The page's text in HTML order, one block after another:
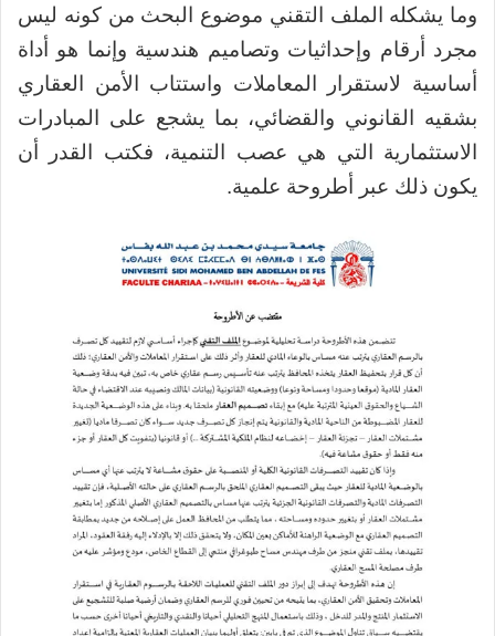
وما يشكله الملف التقني موضوع البحث من كونه ليس
مجرد أرقام وإحداثيات وتصاميم هندسية وإنما هو أداة
أساسية لاستقرار المعاملات واستتاب الأمن العقاري
بشقيه القانوني والقضائي، بما يشجع على المبادرات
الاستثمارية التي هي عصب التنمية، فكتب القدر أن
يكون ذلك عبر أطروحة علمية.